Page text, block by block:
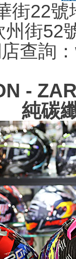
街22
州街52
查詢
-
純碳